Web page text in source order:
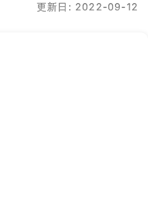
更新日: 2022-09-12